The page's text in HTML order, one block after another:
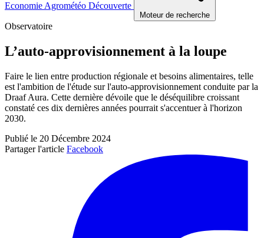
Economie Agrométéo Découverte
Moteur de recherche
Observatoire
L’auto-approvisionnement à la loupe
Faire le lien entre production régionale et besoins alimentaires, telle
est l'ambition de l'étude sur l'auto-approvisionnement conduite par la
Draaf Aura. Cette dernière dévoile que le déséquilibre croissant
constaté ces dix dernières années pourrait s'accentuer à l'horizon
2030.
Publié le 20 Décembre 2024
Partager l'article Facebook